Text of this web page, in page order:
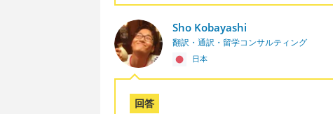
Sho Kobayashi
翻訳・通訳・留学コンサルティング
日本
回答